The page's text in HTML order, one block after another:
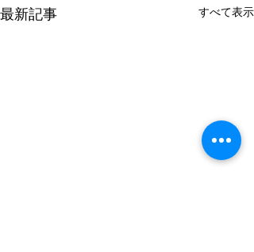
最新記事 すべて表示